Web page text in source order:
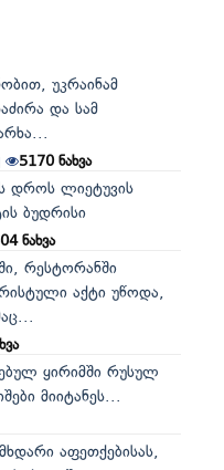
უკრაინამ
და სამ
5170ნახვა
დროს ლიეტუვის
ბუდრისი
ნახვა
რესტორანში
აქტი უწოდა,
ყირიმში რუსულ
მიიტანეს...
აფეთქებისას,